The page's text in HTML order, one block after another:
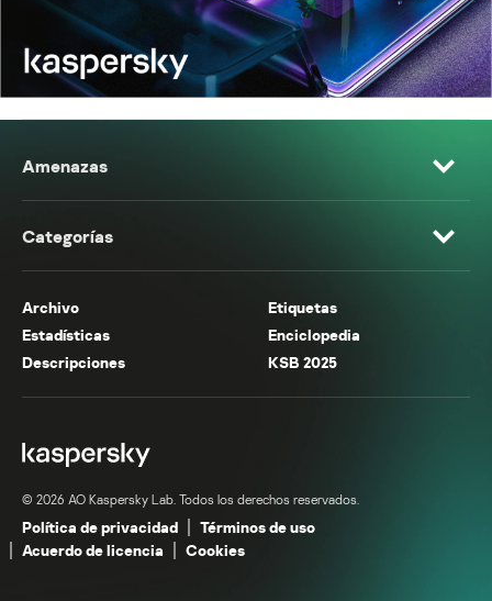
Amenazas
Categorías
Archivo
Etiquetas
Estadísticas
Enciclopedia
Descripciones
KSB 2025
© 2026 AO Kaspersky Lab. Todos los derechos reservados.
Política de privacidad
Términos de uso
Acuerdo de licencia
Cookies